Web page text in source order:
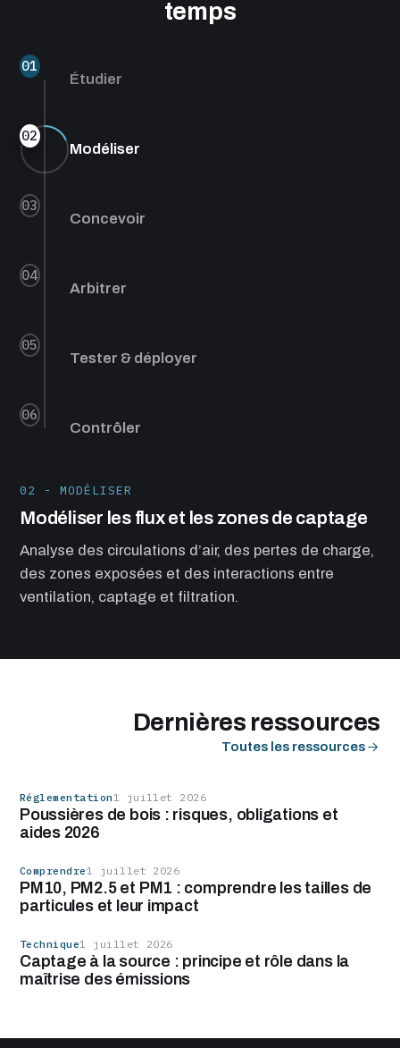
temps
01
Étudier
02
Modéliser
03
Concevoir
04
Arbitrer
05
Tester & déployer
06
Contrôler
02 -MODÉLISER
Modéliser les flux et les zones de captage
Analyse des circulations d’air, des pertes de charge,
des zones exposées et des interactions entre
ventilation, captage et filtration.
Dernières ressources
Toutes les ressources
Réglementation1 juillet 2026
Poussières de bois : risques, obligations et
aides 2026
Comprendre1 juillet 2026
PM10, PM2.5 et PM1 : comprendre les tailles de
particules et leur impact
Technique1 juillet 2026
Captage à la source : principe et rôle dans la
maîtrise des émissions